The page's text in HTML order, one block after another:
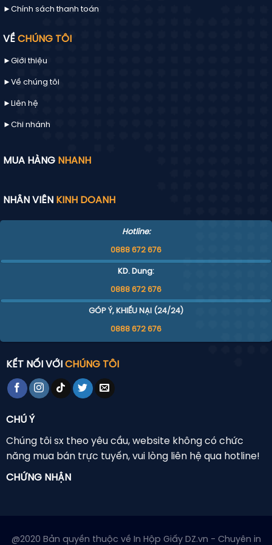
►Chính sách thanh toán
VỀ CHÚNG TÔI
►Giới thiệu
►Về chúng tôi
► Liên hệ
►Chi nhánh
MUA HÀNG NHANH
NHÂN VIÊN KINH DOANH
Hotline:
0888 672 676
KD. Dung:
0888 672 676
GÓP Ý, KHIẾU NẠI (24/24)
0888 672 676
KẾT NỐI VỚI CHÚNG TÔI
CHÚ Ý
Chúng tôi sx theo yêu cầu, website không có chức
năng mua bán trực tuyến, vui lòng liên hệ qua hotline!
CHỨNG NHẬN
@2020 Bản quyền thuộc về In Hộp Giấy DZ.vn - Chuyên in